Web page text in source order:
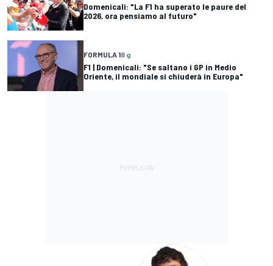
Domenicali: "La F1 ha superato le paure del
2026, ora pensiamo al futuro"
FORMULA 18 g
F1 | Domenicali: "Se saltano i GP in Medio
Oriente, il mondiale si chiuderà in Europa"